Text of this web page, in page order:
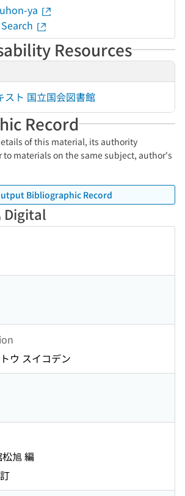
ya
Resources
スト 国立国会図書館
Record
of this material, its authority
to materials on the same subject, author's
Bibliographic Record
Digital
ウ スイコデン
旭 編